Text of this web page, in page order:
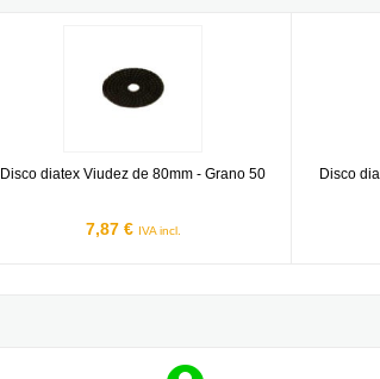
Disco diatex Viudez de 80mm - Grano 50
7,87 € IVA incl.
Disco